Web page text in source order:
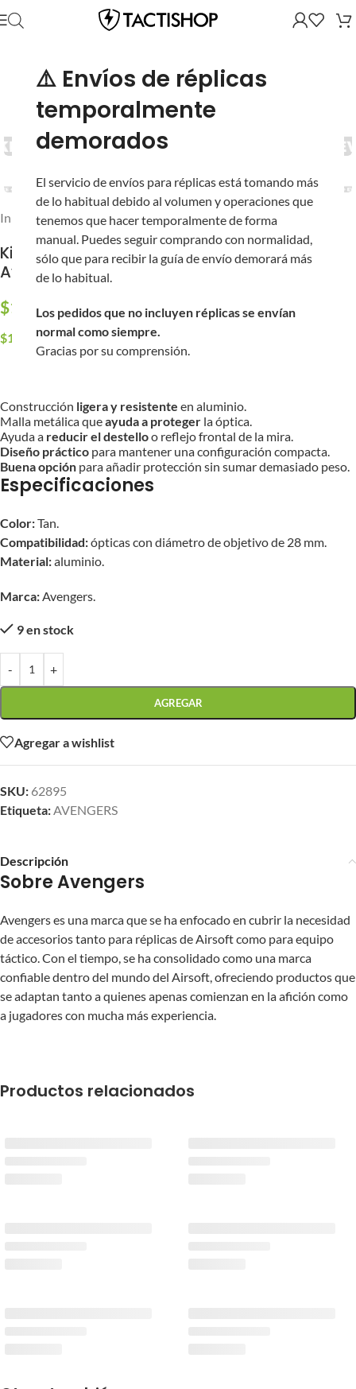
⚠️ Envíos de réplicas
temporalmente
demorados
El servicio de envíos para réplicas está tomando más
de lo habitual debido al volumen y operaciones que
tenemos que hacer temporalmente de forma
manual. Puedes seguir comprando con normalidad,
sólo que para recibir la guía de envío demorará más
de lo habitual.
Los pedidos que no incluyen réplicas se envían
normal como siempre.
Gracias por su comprensión.
Inicio Partes y Accesorios/Miras
Kill Flash / Protector para Mira de 28 mm
Avengers
$110.00
$105.60al pagar con Transferencia
Construcción ligera y resistente en aluminio.
Malla metálica queayuda a proteger la óptica.
Ayuda a reducir el destelloo reflejo frontal de la mira.
Diseño práctico para mantener una configuración compacta.
Buena opción para añadir protección sin sumar demasiado peso.
Especificaciones
Color:Tan.
Compatibilidad:ópticas con diámetro de objetivo de 28 mm.
Material:aluminio.
Marca:Avengers.
9 en stock
- +
AGREGAR
Agregar a wishlist
SKU: 62895
Etiqueta:AVENGERS
Descripción
Sobre Avengers
Avengers es una marca que se ha enfocado en cubrir la necesidad
de accesorios tanto para réplicas de Airsoft como para equipo
táctico. Con el tiempo, se ha consolidado como una marca
confiable dentro del mundo del Airsoft, ofreciendo productos que
se adaptan tanto a quienes apenas comienzan en la afición como
a jugadores con mucha más experiencia.
Productos relacionados